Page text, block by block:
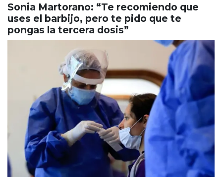
Sonia Martorano: “Te recomiendo que
uses el barbijo, pero te pido que te
pongas la tercera dosis”